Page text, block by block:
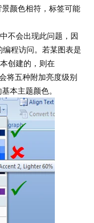
颜色相符，标签可能
不会出现此问题，因
程访问。若某图表是
创建的，则在
将五种附加亮度级别
本主题颜色。